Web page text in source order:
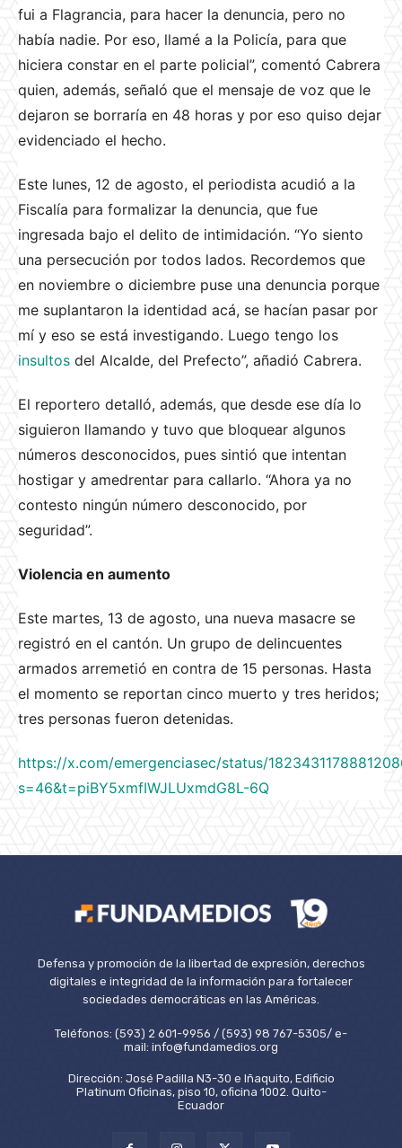
fui a Flagrancia, para hacer la denuncia, pero no
había nadie. Por eso, llamé a la Policía, para que
hiciera constar en el parte policial”, comentó Cabrera
quien, además, señaló que el mensaje de voz que le
dejaron se borraría en 48 horas y por eso quiso dejar
evidenciado el hecho.
Este lunes, 12 de agosto, el periodista acudió a la
Fiscalía para formalizar la denuncia, que fue
ingresada bajo el delito de intimidación. “Yo siento
una persecución por todos lados. Recordemos que
en noviembre o diciembre puse una denuncia porque
me suplantaron la identidad acá, se hacían pasar por
mí y eso se está investigando. Luego tengo los
insultos del Alcalde, del Prefecto”, añadió Cabrera.
El reportero detalló, además, que desde ese día lo
siguieron llamando y tuvo que bloquear algunos
números desconocidos, pues sintió que intentan
hostigar y amedrentar para callarlo. “Ahora ya no
contesto ningún número desconocido, por
seguridad”.
Violencia en aumento
Este martes, 13 de agosto, una nueva masacre se
registró en el cantón. Un grupo de delincuentes
armados arremetió en contra de 15 personas. Hasta
el momento se reportan cinco muerto y tres heridos;
tres personas fueron detenidas.
https://x.com/emergenciasec/status/
s=46&t=piBY5xmfIWJLUxmdG8L-6Q
Defensa y promoción de la libertad de expresión, derechos
digitales e integridad de la información para fortalecer
sociedades democráticas en las Américas.
Teléfonos: (593) 2 601-9956 / (593) 98 767-5305/ e-
mail: info@fundamedios.org
Dirección: José Padilla N3-30 e Iñaquito, Edificio
Platinum Oficinas, piso 10, oficina 1002. Quito-
Ecuador